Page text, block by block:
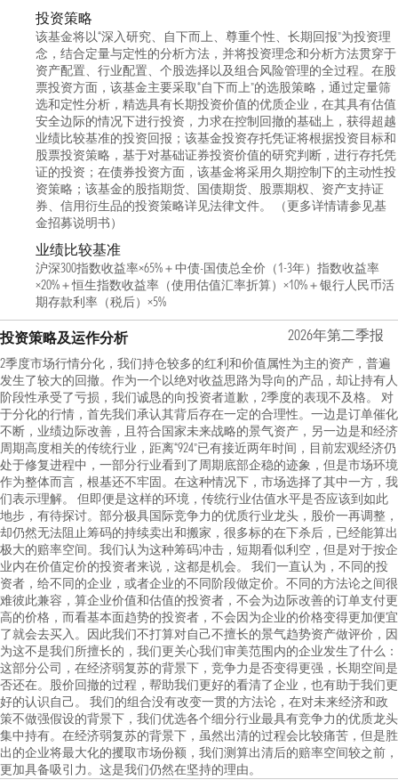
投资策略
该基金将以“深入研究、自下而上、尊重个性、长期回报”为投资理
念，结合定量与定性的分析方法，并将投资理念和分析方法贯穿于
资产配置、行业配置、个股选择以及组合风险管理的全过程。在股
票投资方面，该基金主要采取“自下而上”的选股策略，通过定量筛
选和定性分析，精选具有长期投资价值的优质企业，在其具有估值
安全边际的情况下进行投资，力求在控制回撤的基础上，获得超越
业绩比较基准的投资回报；该基金投资存托凭证将根据投资目标和
股票投资策略，基于对基础证券投资价值的研究判断，进行存托凭
证的投资；在债券投资方面，该基金将采用久期控制下的主动性投
资策略；该基金的股指期货、国债期货、股票期权、资产支持证
券、信用衍生品的投资策略详见法律文件。 （更多详情请参见基
金招募说明书）
业绩比较基准
沪深300指数收益率×65%＋中债-国债总全价（1-3年）指数收益率
×20%＋恒生指数收益率（使用估值汇率折算）×10%＋银行人民币活
期存款利率（税后）×5%
投资策略及运作分析 2026年第二季报
2季度市场行情分化，我们持仓较多的红利和价值属性为主的资产，普遍
发生了较大的回撤。作为一个以绝对收益思路为导向的产品，却让持有人
阶段性承受了亏损，我们诚恳的向投资者道歉，2季度的表现不及格。 对
于分化的行情，首先我们承认其背后存在一定的合理性。一边是订单催化
不断，业绩边际改善，且符合国家未来战略的景气资产，另一边是和经济
周期高度相关的传统行业，距离“924”已有接近两年时间，目前宏观经济仍
处于修复进程中，一部分行业看到了周期底部企稳的迹象，但是市场环境
作为整体而言，根基还不牢固。在这种情况下，市场选择了其中一方，我
们表示理解。 但即便是这样的环境，传统行业估值水平是否应该到如此
地步，有待探讨。部分极具国际竞争力的优质行业龙头，股价一再调整，
却仍然无法阻止筹码的持续卖出和搬家，很多标的在下杀后，已经能算出
极大的赔率空间。我们认为这种筹码冲击，短期看似利空，但是对于按企
业内在价值定价的投资者来说，这都是机会。 我们一直认为，不同的投
资者，给不同的企业，或者企业的不同阶段做定价。不同的方法论之间很
难彼此兼容，算企业价值和估值的投资者，不会为边际改善的订单支付更
高的价格，而看基本面趋势的投资者，不会因为企业的价格变得更加便宜
了就会去买入。因此我们不打算对自己不擅长的景气趋势资产做评价，因
为这不是我们所擅长的，我们更关心我们审美范围内的企业发生了什么：
这部分公司，在经济弱复苏的背景下，竞争力是否变得更强，长期空间是
否还在。股价回撤的过程，帮助我们更好的看清了企业，也有助于我们更
好的认识自己。 我们的组合没有改变一贯的方法论，在对未来经济和政
策不做强假设的背景下，我们优选各个细分行业最具有竞争力的优质龙头
集中持有。在经济弱复苏的背景下，虽然出清的过程会比较痛苦，但是胜
出的企业将最大化的攫取市场份额，我们测算出清后的赔率空间较之前，
更加具备吸引力。这是我们仍然在坚持的理由。